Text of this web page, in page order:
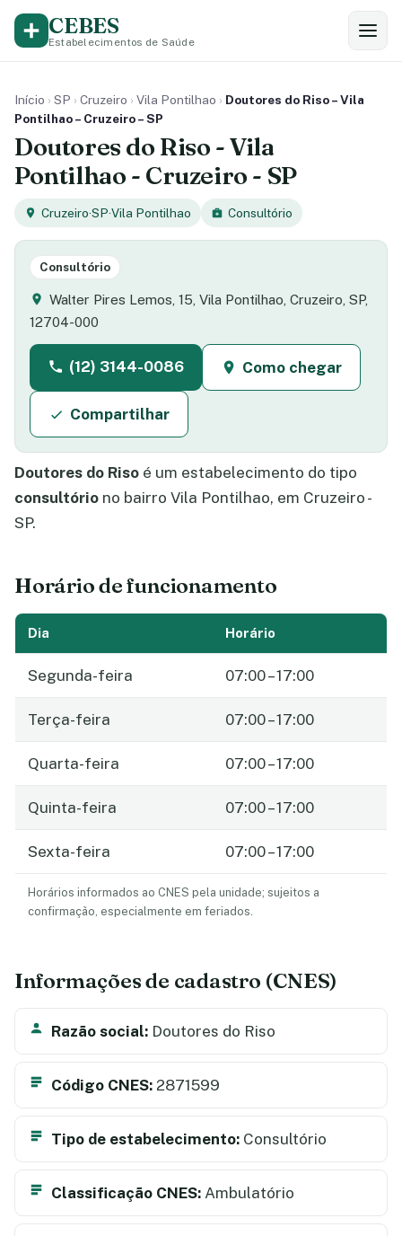
CEBES
Estabelecimentos de Saúde
Início › SP › Cruzeiro › Vila Pontilhao › Doutores do Riso – Vila
Pontilhao – Cruzeiro – SP
Doutores do Riso - Vila
Pontilhao - Cruzeiro - SP
Cruzeiro·SP·Vila Pontilhao Consultório
Consultório
Walter Pires Lemos, 15, Vila Pontilhao, Cruzeiro, SP,
12704-000
(12) 3144-0086 Como chegar
Compartilhar
Doutores do Riso é um estabelecimento do tipo
consultório no bairro Vila Pontilhao, em Cruzeiro -
SP.
Horário de funcionamento
Dia Horário
Segunda-feira 07:00 – 17:00
Terça-feira 07:00 – 17:00
Quarta-feira 07:00 – 17:00
Quinta-feira 07:00 – 17:00
Sexta-feira 07:00 – 17:00
Horários informados ao CNES pela unidade; sujeitos a
confirmação, especialmente em feriados.
Informações de cadastro (CNES)
Razão social: Doutores do Riso
Código CNES: 2871599
Tipo de estabelecimento: Consultório
Classificação CNES: Ambulatório